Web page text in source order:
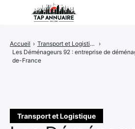
Accueil › Transport et Logistique
›
Les Déménageurs 92 : entreprise de
de-France
Transport et Logistique
Entreprises référencées